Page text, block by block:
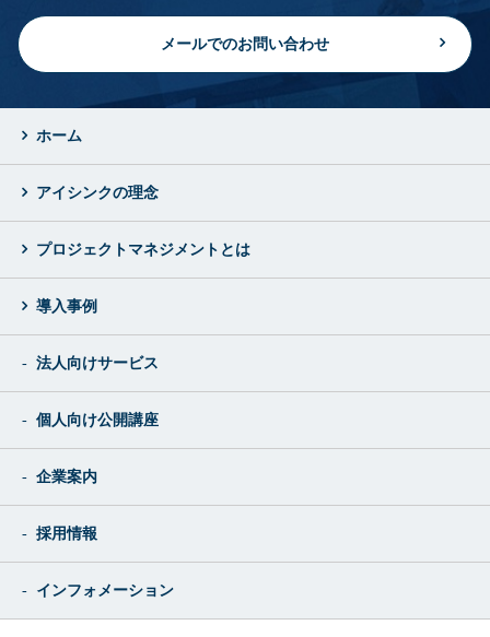
メールでのお問い合わせ
ホーム
アイシンクの理念
プロジェクトマネジメントとは
導入事例
法人向けサービス
個人向け公開講座
企業案内
採用情報
インフォメーション